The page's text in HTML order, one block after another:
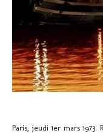
Paris, jeudi 1er mars 1973.